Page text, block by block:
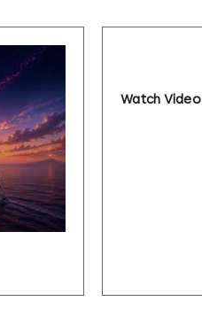
Watch Video